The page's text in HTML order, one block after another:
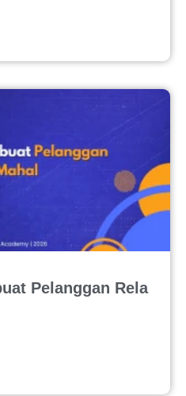
Pelanggan Rela